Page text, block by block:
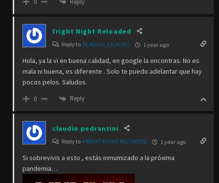
0
fright Night Reloaded
Reply to BLADIUS_LICAONS 1 year ago
Hola, ya la vi en buena calidad, en google la encontras. No es
mala ni buena, es diferente . Solo te puedo adelantar que hay
pocos pelos. Saludos.
0 Reply
claudio pedranzini
Reply to FRIGHT NIGHT RELOADED 1 year ago
Si sobrevivis a esto , estás inmumizado a la próxima
pandemia…